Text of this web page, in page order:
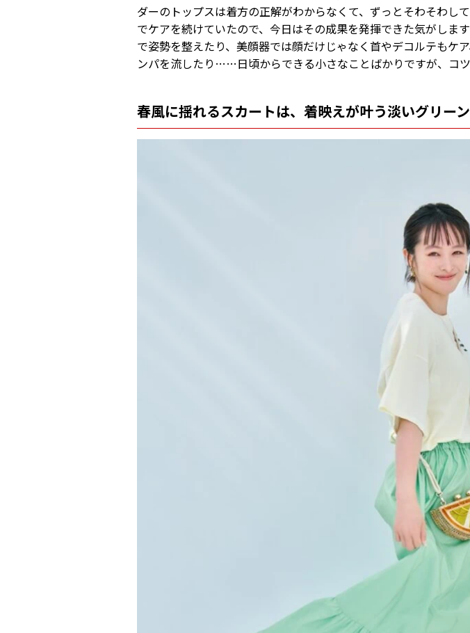
ダーのトップスは着方の正解がわからなくて、ずっとそわそわし
でケアを続けていたので、今日はその成果を発揮できた気がしま
で姿勢を整えたり、美顔器では顔だけじゃなく首やデコルテもケ
ンパを流したり……日頃からできる小さなことばかりですが、コ
春風に揺れるスカートは、着映えが叶う淡いグリー